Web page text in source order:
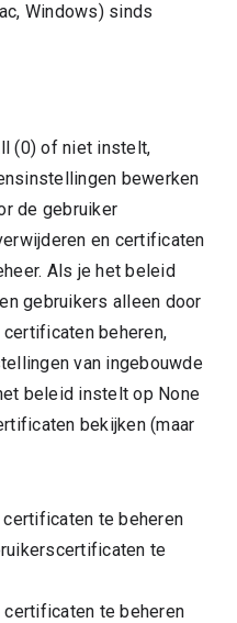
Windows) sinds
(0) of niet instelt,
bewerken
de gebruiker
en certificaten
Als je het beleid
gebruikers alleen door
beheren,
van ingebouwde
beleid instelt op None
bekijken (maar
te beheren
te
te beheren